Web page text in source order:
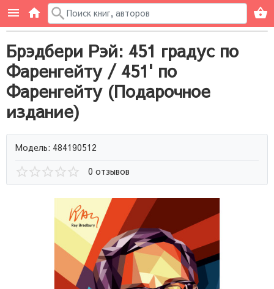
Брэдбери Рэй: 451 градус по
Фаренгейту / 451' по
Фаренгейту (Подарочное
издание)
Модель: 484190512
0 отзывов